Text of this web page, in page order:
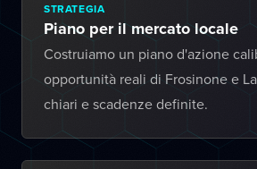
STRATEGIA
Piano per il mercato locale
Costruiamo un piano d'azione
opportunità reali di Frosinone e
chiari e scadenze definite.